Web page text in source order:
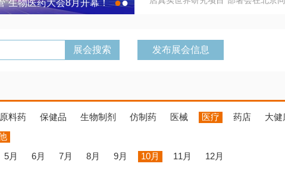
”生物医药大会8月开幕！ 7.17 成都｜药交会·区域增长大会
发布展会信息
原料药 保健品 生物制剂 仿制药 医械 医疗 药店 大健
5月 6月 7月 8月 9月 10月 11月
12月